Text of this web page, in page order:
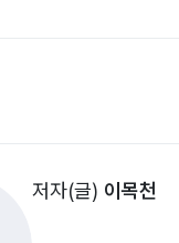
저자(글) 이목천